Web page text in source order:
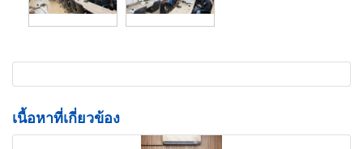
เนื้อหาที่เกี่ยวข้อง